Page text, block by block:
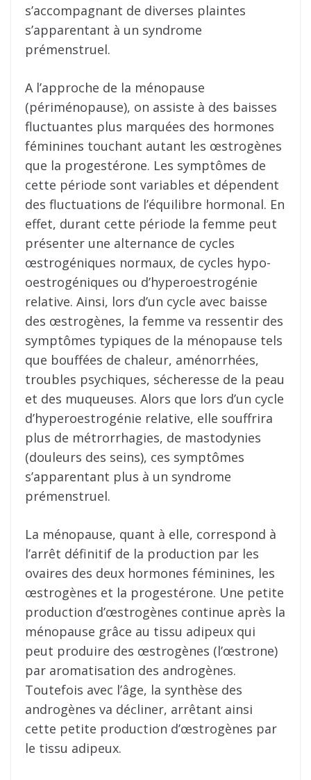
s’accompagnant de diverses plaintes
s’apparentant à un syndrome
prémenstruel.
A l’approche de la ménopause
(périménopause), on assiste à des baisses
fluctuantes plus marquées des hormones
féminines touchant autant les œstrogènes
que la progestérone. Les symptômes de
cette période sont variables et dépendent
des fluctuations de l’équilibre hormonal. En
effet, durant cette période la femme peut
présenter une alternance de cycles
œstrogéniques normaux, de cycles hypo-
oestrogéniques ou d’hyperoestrogénie
relative. Ainsi, lors d’un cycle avec baisse
des œstrogènes, la femme va ressentir des
symptômes typiques de la ménopause tels
que bouffées de chaleur, aménorrhées,
troubles psychiques, sécheresse de la peau
et des muqueuses. Alors que lors d’un cycle
d’hyperoestrogénie relative, elle souffrira
plus de métrorrhagies, de mastodynies
(douleurs des seins), ces symptômes
s’apparentant plus à un syndrome
prémenstruel.
La ménopause, quant à elle, correspond à
l’arrêt définitif de la production par les
ovaires des deux hormones féminines, les
œstrogènes et la progestérone. Une petite
production d’œstrogènes continue après la
ménopause grâce au tissu adipeux qui
peut produire des œstrogènes (l’œstrone)
par aromatisation des androgènes.
Toutefois avec l’âge, la synthèse des
androgènes va décliner, arrêtant ainsi
cette petite production d’œstrogènes par
le tissu adipeux.